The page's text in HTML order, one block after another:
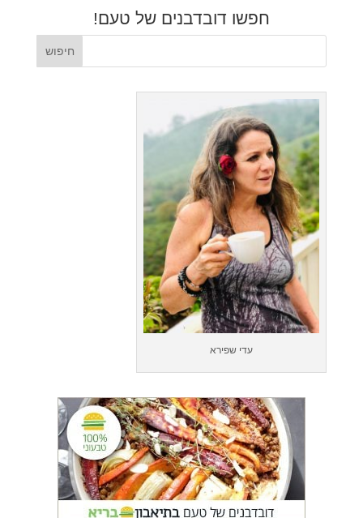
חפשו דובדבנים של טעם!
עדי שפירא